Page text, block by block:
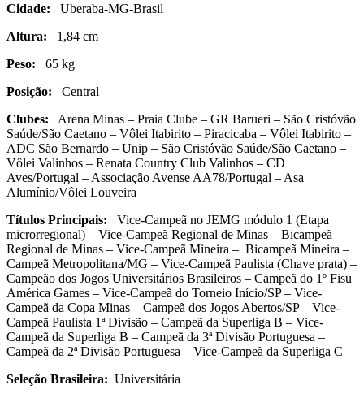
Cidade: Uberaba-MG-Brasil
Altura: 1,84 cm
Peso: 65 kg
Posição: Central
Clubes: Arena Minas – Praia Clube – GR Barueri – São Cristóvão
Saúde/São Caetano – Vôlei Itabirito – Piracicaba – Vôlei Itabirito –
ADC São Bernardo – Unip – São Cristóvão Saúde/São Caetano –
Vôlei Valinhos – Renata Country Club Valinhos – CD
Aves/Portugal – Associação Avense AA78/Portugal – Asa
Alumínio/Vôlei Louveira
Títulos Principais: Vice-Campeã no JEMG módulo 1 (Etapa
microrregional) – Vice-Campeã Regional de Minas – Bicampeã
Regional de Minas – Vice-Campeã Mineira – Bicampeã Mineira –
Campeã Metropolitana/MG – Vice-Campeã Paulista (Chave prata) –
Campeão dos Jogos Universitários Brasileiros – Campeã do 1º Fisu
América Games – Vice-Campeã do Torneio Início/SP – Vice-
Campeã da Copa Minas – Campeã dos Jogos Abertos/SP – Vice-
Campeã Paulista 1ª Divisão – Campeã da Superliga B – Vice-
Campeã da Superliga B – Campeã da 3ª Divisão Portuguesa –
Campeã da 2ª Divisão Portuguesa – Vice-Campeã da Superliga C
Seleção Brasileira: Universitária